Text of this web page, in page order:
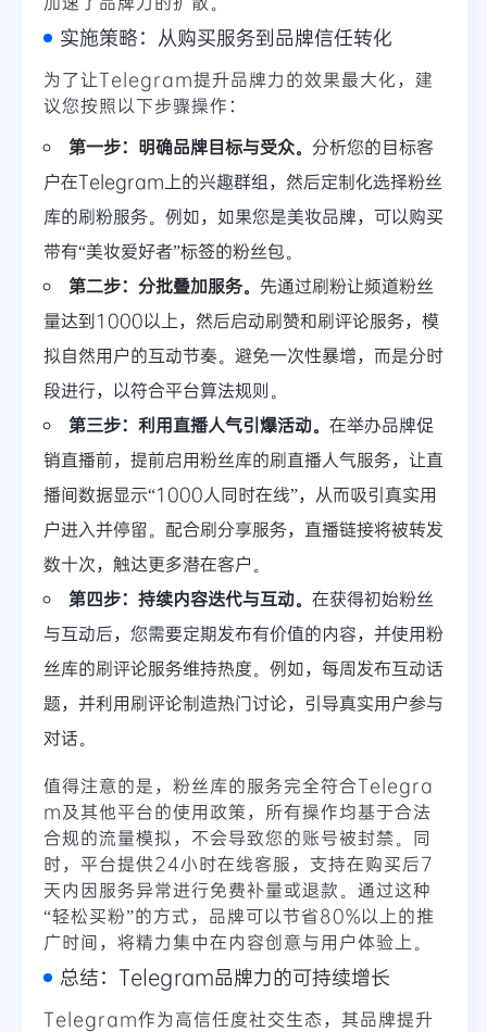
实施策略：从购买服务到品牌信任转化
为了让Telegram提升品牌力的效果最大化，建
议您按照以下步骤操作：
第一步：明确品牌目标与受众。 分析您的目标客
户在Telegram上的兴趣群组，然后定制化选择粉丝
库的刷粉服务。例如，如果您是美妆品牌，可以购买
带有“美妆爱好者”标签的粉丝包。
第二步：分批叠加服务。 先通过刷粉让频道粉丝
量达到1000以上，然后启动刷赞和刷评论服务，模
拟自然用户的互动节奏。避免一次性暴增，而是分时
段进行，以符合平台算法规则。
第三步：利用直播人气引爆活动。 在举办品牌促
销直播前，提前启用粉丝库的刷直播人气服务，让直
播间数据显示“1000人同时在线”，从而吸引真实用
户进入并停留。配合刷分享服务，直播链接将被转发
数十次，触达更多潜在客户。
第四步：持续内容迭代与互动。 在获得初始粉丝
与互动后，您需要定期发布有价值的内容，并使用粉
丝库的刷评论服务维持热度。例如，每周发布互动话
题，并利用刷评论制造热门讨论，引导真实用户参与
对话。
值得注意的是，粉丝库的服务完全符合Telegra
m及其他平台的使用政策，所有操作均基于合法
合规的流量模拟，不会导致您的账号被封禁。同
时，平台提供24小时在线客服，支持在购买后7
天内因服务异常进行免费补量或退款。通过这种
“轻松买粉”的方式，品牌可以节省80%以上的推
广时间，将精力集中在内容创意与用户体验上。
总结：Telegram品牌力的可持续增长
Telegram作为高信任度社交生态，其品牌提升